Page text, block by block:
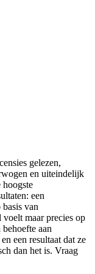
gelezen,
en uiteindelijk
hoogste
een
van
maar precies op
aan
een resultaat dat ze
dan het is. Vraag